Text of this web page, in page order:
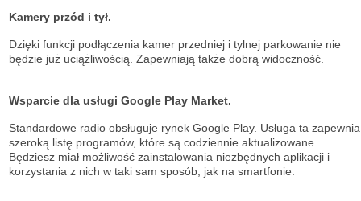
Kamery przód i tył.
Dzięki funkcji podłączenia kamer przedniej i tylnej parkowanie nie
będzie już uciążliwością. Zapewniają także dobrą widoczność.
Wsparcie dla usługi Google Play Market.
Standardowe radio obsługuje rynek Google Play. Usługa ta zapewnia
szeroką listę programów, które są codziennie aktualizowane.
Będziesz miał możliwość zainstalowania niezbędnych aplikacji i
korzystania z nich w taki sam sposób, jak na smartfonie.